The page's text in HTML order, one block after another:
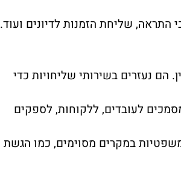
שליחת הזמנות לדיונים ועוד.
הם נעזרים בשירותי שליחויות כדי
לעובדים, ללקוחות, לספקים
במקרים מסוימים, כמו הגשת